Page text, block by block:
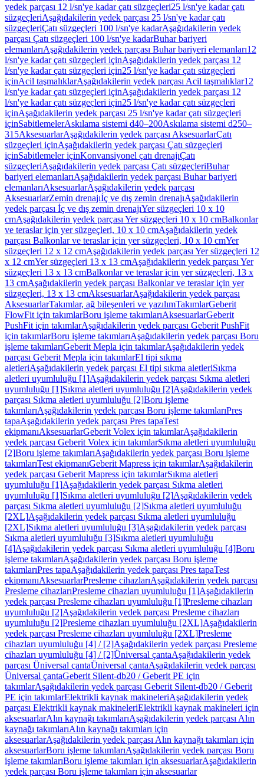
yedek parçası 12 l/sn'ye kadar çatı süzgeçleri25 l/sn'ye kadar çatı
süzgeçleriAşağıdakilerin yedek parçası 25 l/sn'ye kadar çatı
süzgeçleriÇatı süzgeçleri 100 l/sn'ye kadarAşağıdakilerin yedek
parçası Çatı süzgeçleri 100 l/sn'ye kadarBuhar bariyeri
elemanlarıAşağıdakilerin yedek parçası Buhar bariyeri elemanları12
l/sn'ye kadar çatı süzgeçleri içinAşağıdakilerin yedek parçası 12
l/sn'ye kadar çatı süzgeçleri için25 l/sn'ye kadar çatı süzgeçleri
içinAcil taşmalıklarAşağıdakilerin yedek parçası Acil taşmalıklar12
l/sn'ye kadar çatı süzgeçleri içinAşağıdakilerin yedek parçası 12
l/sn'ye kadar çatı süzgeçleri için25 l/sn'ye kadar çatı süzgeçleri
içinAşağıdakilerin yedek parçası 25 l/sn'ye kadar çatı süzgeçleri
içinSabitlemelerAskılama sistemi d40–200Askılama sistemi d250–
315AksesuarlarAşağıdakilerin yedek parçası AksesuarlarÇatı
süzgeçleri içinAşağıdakilerin yedek parçası Çatı süzgeçleri
içinSabitlemeler içinKonvansiyonel çatı drenajıÇatı
süzgeçleriAşağıdakilerin yedek parçası Çatı süzgeçleriBuhar
bariyeri elemanlarıAşağıdakilerin yedek parçası Buhar bariyeri
elemanlarıAksesuarlarAşağıdakilerin yedek parçası
AksesuarlarZemin drenajıİç ve dış zemin drenajıAşağıdakilerin
yedek parçası İç ve dış zemin drenajıYer süzgeçleri 10 x 10
cmAşağıdakilerin yedek parçası Yer süzgeçleri 10 x 10 cmBalkonlar
ve teraslar için yer süzgeçleri, 10 x 10 cmAşağıdakilerin yedek
parçası Balkonlar ve teraslar için yer süzgeçleri, 10 x 10 cmYer
süzgeçleri 12 x 12 cmAşağıdakilerin yedek parçası Yer süzgeçleri 12
x 12 cmYer süzgeçleri 13 x 13 cmAşağıdakilerin yedek parçası Yer
süzgeçleri 13 x 13 cmBalkonlar ve teraslar için yer süzgeçleri, 13 x
13 cmAşağıdakilerin yedek parçası Balkonlar ve teraslar için yer
süzgeçleri, 13 x 13 cmAksesuarlarAşağıdakilerin yedek parçası
AksesuarlarTakımlar, ağ bileşenleri ve yazılımTakımlarGeberit
FlowFit için takımlarBoru işleme takımlarıAksesuarlarGeberit
PushFit için takımlarAşağıdakilerin yedek parçası Geberit PushFit
için takımlarBoru işleme takımlarıAşağıdakilerin yedek parçası Boru
işleme takımlarıGeberit Mepla için takımlarAşağıdakilerin yedek
parçası Geberit Mepla için takımlarEl tipi sıkma
aletleriAşağıdakilerin yedek parçası El tipi sıkma aletleriSıkma
aletleri uyumluluğu [1]Aşağıdakilerin yedek parçası Sıkma aletleri
uyumluluğu [1]Sıkma aletleri uyumluluğu [2]Aşağıdakilerin yedek
parçası Sıkma aletleri uyumluluğu [2]Boru işleme
takımlarıAşağıdakilerin yedek parçası Boru işleme takımlarıPres
tapaAşağıdakilerin yedek parçası Pres tapaTest
ekipmanıAksesuarlarGeberit Volex için takımlarAşağıdakilerin
yedek parçası Geberit Volex için takımlarSıkma aletleri uyumluluğu
[2]Boru işleme takımlarıAşağıdakilerin yedek parçası Boru işleme
takımlarıTest ekipmanıGeberit Mapress için takımlarAşağıdakilerin
yedek parçası Geberit Mapress için takımlarSıkma aletleri
uyumluluğu [1]Aşağıdakilerin yedek parçası Sıkma aletleri
uyumluluğu [1]Sıkma aletleri uyumluluğu [2]Aşağıdakilerin yedek
parçası Sıkma aletleri uyumluluğu [2]Sıkma aletleri uyumluluğu
[2XL]Aşağıdakilerin yedek parçası Sıkma aletleri uyumluluğu
[2XL]Sıkma aletleri uyumluluğu [3]Aşağıdakilerin yedek parçası
Sıkma aletleri uyumluluğu [3]Sıkma aletleri uyumluluğu
[4]Aşağıdakilerin yedek parçası Sıkma aletleri uyumluluğu [4]Boru
işleme takımlarıAşağıdakilerin yedek parçası Boru işleme
takımlarıPres tapaAşağıdakilerin yedek parçası Pres tapaTest
ekipmanıAksesuarlarPresleme cihazlarıAşağıdakilerin yedek parçası
Presleme cihazlarıPresleme cihazları uyumluluğu [1]Aşağıdakilerin
yedek parçası Presleme cihazları uyumluluğu [1]Presleme cihazları
uyumluluğu [2]Aşağıdakilerin yedek parçası Presleme cihazları
uyumluluğu [2]Presleme cihazları uyumluluğu [2XL]Aşağıdakilerin
yedek parçası Presleme cihazları uyumluluğu [2XL]Presleme
cihazları uyumluluğu [4] / [2]Aşağıdakilerin yedek parçası Presleme
cihazları uyumluluğu [4] / [2]Üniversal çantaAşağıdakilerin yedek
parçası Üniversal çantaÜniversal çantaAşağıdakilerin yedek parçası
Üniversal çantaGeberit Silent-db20 / Geberit PE için
takımlarAşağıdakilerin yedek parçası Geberit Silent-db20 / Geberit
PE için takımlarElektrikli kaynak makineleriAşağıdakilerin yedek
parçası Elektrikli kaynak makineleriElektrikli kaynak makineleri için
aksesuarlarAlın kaynağı takımlarıAşağıdakilerin yedek parçası Alın
kaynağı takımlarıAlın kaynağı takımları için
aksesuarlarAşağıdakilerin yedek parçası Alın kaynağı takımları için
aksesuarlarBoru işleme takımlarıAşağıdakilerin yedek parçası Boru
işleme takımlarıBoru işleme takımları için aksesuarlarAşağıdakilerin
yedek parçası Boru işleme takımları için aksesuarlar